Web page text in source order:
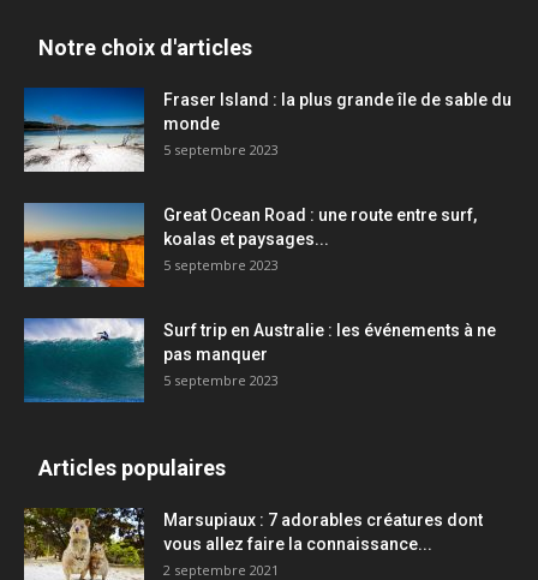
Notre choix d'articles
Fraser Island : la plus grande île de sable du
monde
5 septembre 2023
Great Ocean Road : une route entre surf,
koalas et paysages...
5 septembre 2023
Surf trip en Australie : les événements à ne
pas manquer
5 septembre 2023
Articles populaires
Marsupiaux : 7 adorables créatures dont
vous allez faire la connaissance...
2 septembre 2021